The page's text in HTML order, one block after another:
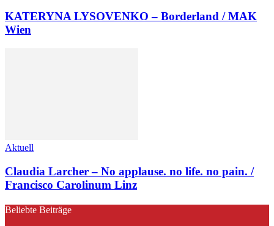
KATERYNA LYSOVENKO – Borderland / MAK
Wien
Aktuell
Claudia Larcher – No applause. no life. no pain. /
Francisco Carolinum Linz
Beliebte Beiträge